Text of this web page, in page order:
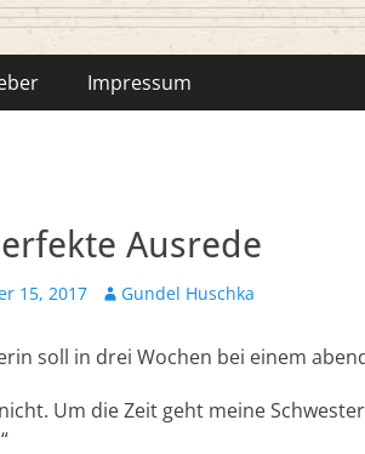
Impressum
Ausrede
15, 2017 AutorGundel Huschka
soll in drei Wochen bei einem
Um die Zeit geht meine